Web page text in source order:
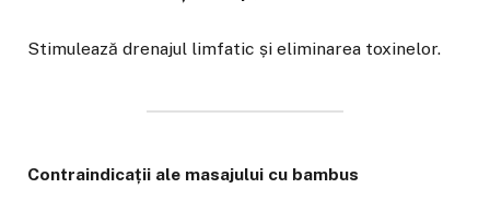
Stimulează drenajul limfatic și eliminarea toxinelor.
Contraindicații ale masajului cu bambus